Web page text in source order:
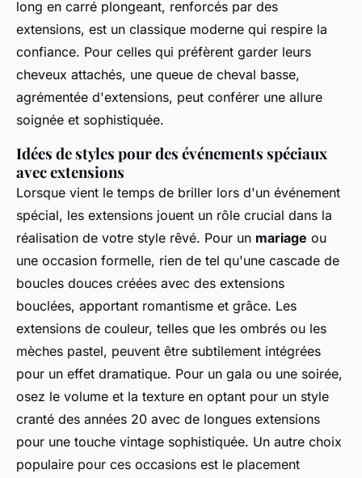
long en carré plongeant, renforcés par des
extensions, est un classique moderne qui respire la
confiance. Pour celles qui préfèrent garder leurs
cheveux attachés, une queue de cheval basse,
agrémentée d'extensions, peut conférer une allure
soignée et sophistiquée.
Idées de styles pour des événements spéciaux
avec extensions
Lorsque vient le temps de briller lors d'un événement
spécial, les extensions jouent un rôle crucial dans la
réalisation de votre style rêvé. Pour un mariage ou
une occasion formelle, rien de tel qu'une cascade de
boucles douces créées avec des extensions
bouclées, apportant romantisme et grâce. Les
extensions de couleur, telles que les ombrés ou les
mèches pastel, peuvent être subtilement intégrées
pour un effet dramatique. Pour un gala ou une soirée,
osez le volume et la texture en optant pour un style
cranté des années 20 avec de longues extensions
pour une touche vintage sophistiquée. Un autre choix
populaire pour ces occasions est le placement